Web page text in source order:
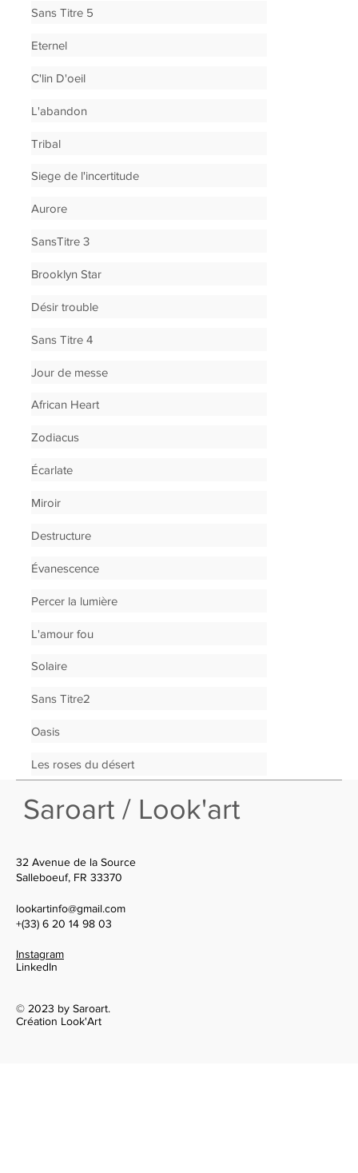
Sans Titre 5
Eternel
C'lin D'oeil
L'abandon
Tribal
Siege de l'incertitude
Aurore
SansTitre 3
Brooklyn Star
Désir trouble
Sans Titre 4
Jour de messe
African Heart
Zodiacus
Écarlate
Miroir
Destructure
Évanescence
Percer la lumière
L'amour fou
Solaire
Sans Titre2
Oasis
Les roses du désert
32 Avenue de la Source
Salleboeuf, FR 33370
lookartinfo@gmail.com
+(33) 6 20 14 98 03
Instagram
LinkedIn
© 2023 by Saroart.
Création Look'Art
Saroart / Look'art